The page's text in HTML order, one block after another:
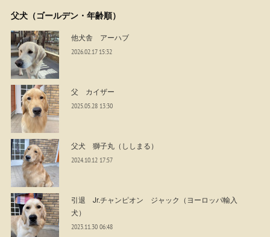
父犬（ゴールデン・年齢順）
他犬舎 アーハブ
2026.02.17 15:32
父 カイザー
2025.05.28 13:30
父犬 獅子丸（ししまる）
2024.10.12 17:57
引退 Jr.チャンピオン ジャック（ヨーロッパ輸入
犬）
2023.11.30 06:48